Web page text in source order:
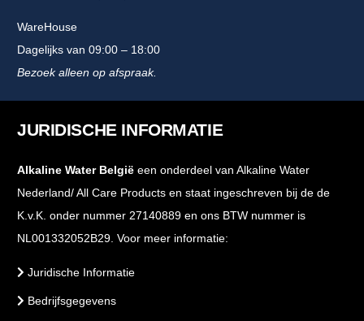
WareHouse
Dagelijks van 09:00 – 18:00
Bezoek alleen op afspraak.
JURIDISCHE INFORMATIE
Alkaline Water België een onderdeel van Alkaline Water
Nederland/ All Care Products en staat ingeschreven bij de de
K.v.K. onder nummer 27140889 en ons BTW nummer is
NL001332052B29. Voor meer informatie:
Juridische Informatie
Bedrijfsgegevens